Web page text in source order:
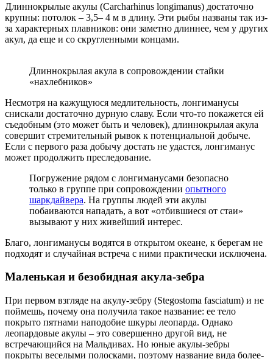
Длиннокрылые акулы (Carcharhinus longimanus) достаточно
крупны: потолок – 3,5– 4 м в длину. Эти рыбы названы так из-
за характерных плавников: они заметно длиннее, чем у других
акул, да еще и со скругленными концами.
Длиннокрылая акула в сопровождении стайки
«нахлебников»
Несмотря на кажущуюся медлительность, лонгиманусы
снискали достаточно дурную славу. Если что-то покажется ей
съедобным (это может быть и человек), длиннокрылая акула
совершит стремительный рывок к потенциальной добыче.
Если с первого раза добычу достать не удастся, лонгиманус
может продолжить преследование.
Погружение рядом с лонгиманусами безопасно
только в группе при сопровождении опытного
шаркдайвера. На группы людей эти акулы
побаиваются нападать, а вот «отбившиеся от стаи»
вызывают у них живейший интерес.
Благо, лонгиманусы водятся в открытом океане, к берегам не
подходят и случайная встреча с ними практически исключена.
Маленькая и безобидная акула-зебра
При первом взгляде на акулу-зебру (Stegostoma fasciatum) и не
поймешь, почему она получила такое название: ее тело
покрыто пятнами наподобие шкуры леопарда. Однако
леопардовые акулы – это совершенно другой вид, не
встречающийся на Мальдивах. Но юные акулы-зебры
покрыты веселыми полосками, поэтому название вида более-